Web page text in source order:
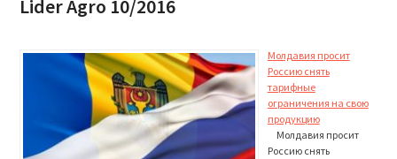
Lider Agro 10/2016
Молдавия просит
Россию снять
тарифные
ограничения на свою
продукцию
Молдавия просит
Россию снять